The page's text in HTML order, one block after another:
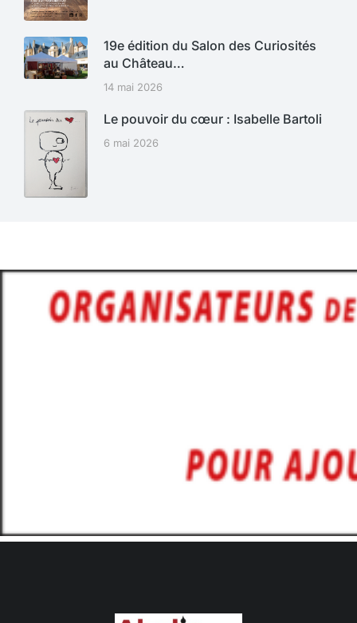
19e édition du Salon des Curiosités
au Château…
14 mai 2026
Le pouvoir du cœur : Isabelle Bartoli
6 mai 2026